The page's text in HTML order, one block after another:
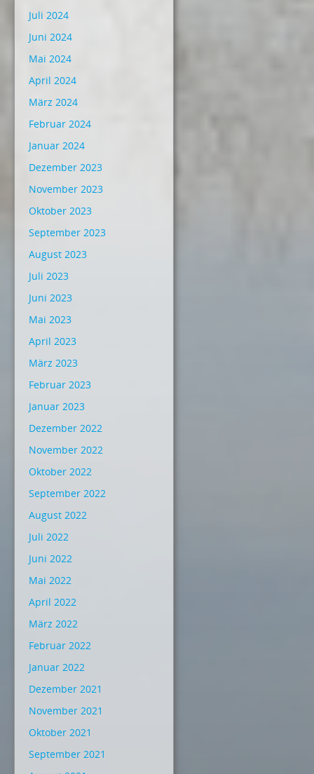
Juli 2024
Juni 2024
Mai 2024
April 2024
März 2024
Februar 2024
Januar 2024
Dezember 2023
November 2023
Oktober 2023
September 2023
August 2023
Juli 2023
Juni 2023
Mai 2023
April 2023
März 2023
Februar 2023
Januar 2023
Dezember 2022
November 2022
Oktober 2022
September 2022
August 2022
Juli 2022
Juni 2022
Mai 2022
April 2022
März 2022
Februar 2022
Januar 2022
Dezember 2021
November 2021
Oktober 2021
September 2021